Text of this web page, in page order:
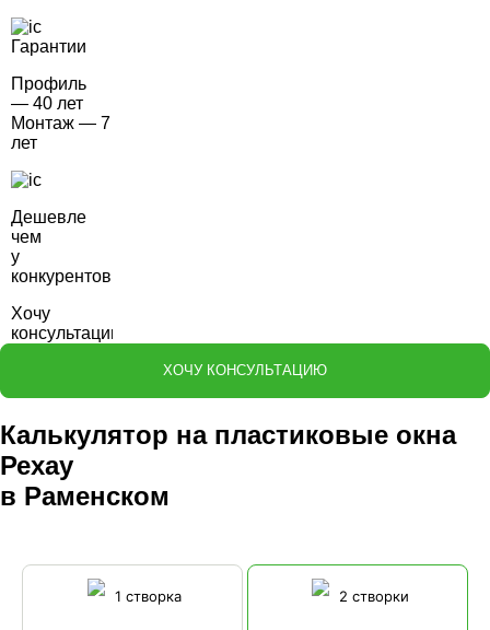
Гарантии
Профиль
— 40 лет
Монтаж — 7
лет
Дешевле
чем
у
конкурентов
Хочу
консультацию
ХОЧУ КОНСУЛЬТАЦИЮ
Калькулятор на пластиковые окна
Рехау
в Раменском
1 створка 2 створки